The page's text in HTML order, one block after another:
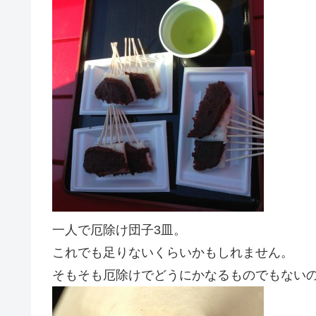
一人で厄除け団子3皿。
これでも足りないくらいかもしれません。
そもそも厄除けでどうにかなるものでもない